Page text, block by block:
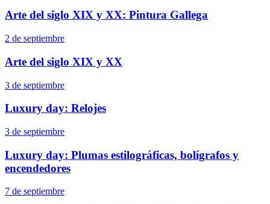
Arte del siglo XIX y XX: Pintura Gallega
2 de septiembre
Arte del siglo XIX y XX
3 de septiembre
Luxury day: Relojes
3 de septiembre
Luxury day: Plumas estilográficas, bolígrafos y
encendedores
7 de septiembre